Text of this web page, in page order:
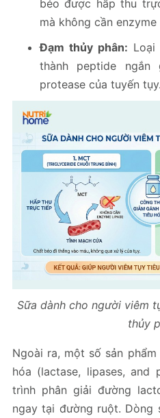
béo được hấp thu
mà không cần
Đạm thủy phân:
thành peptide
protease của tuyến tụy.
Sữa dành cho người viêm
thủy
Ngoài ra, một số sản
hóa (lactase, lipases, and
trình phân giải đường
ngay tại đường ruột. Dòng